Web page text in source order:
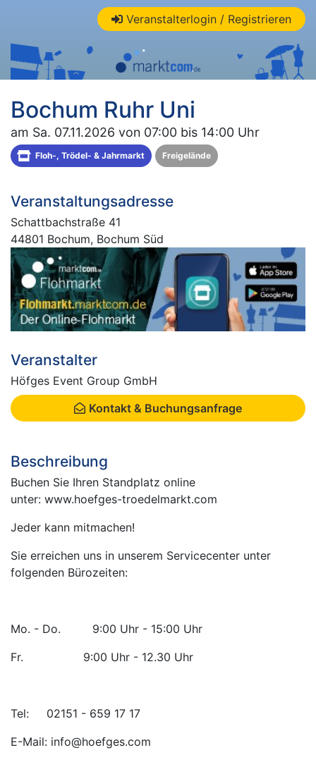
Veranstalterlogin / Registrieren
Bochum Ruhr Uni
am Sa. 07.11.2026 von 07:00 bis 14:00 Uhr
Floh-, Trödel- & Jahrmarkt Freigelände
Veranstaltungsadresse
Schattbachstraße 41
44801 Bochum, Bochum Süd
Veranstalter
Höfges Event Group GmbH
Kontakt & Buchungsanfrage
Beschreibung
Buchen Sie Ihren Standplatz online
unter: www.hoefges-troedelmarkt.com
Jeder kann mitmachen!
Sie erreichen uns in unserem Servicecenter unter
folgenden Bürozeiten:
Mo. - Do. 9:00 Uhr - 15:00 Uhr
Fr. 9:00 Uhr - 12.30 Uhr
Tel: 02151 - 659 17 17
E-Mail: info@hoefges.com